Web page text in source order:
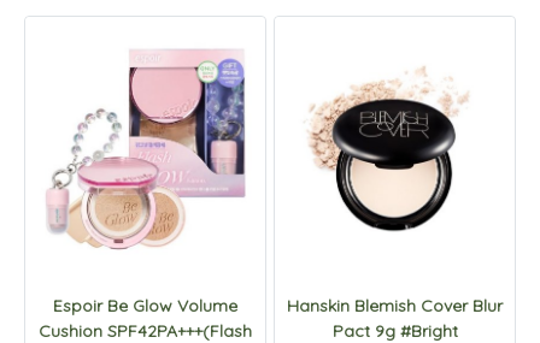
Espoir Be Glow Volume
Cushion SPF42PA+++(Flash
Hanskin Blemish Cover Blur
Pact 9g #Bright